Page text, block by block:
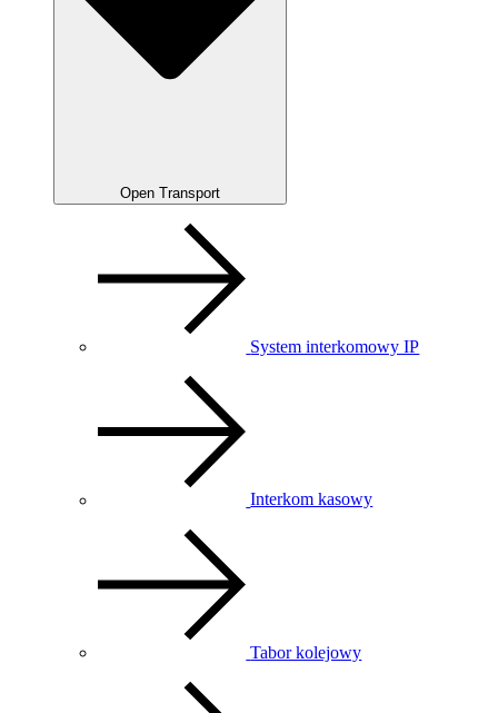
Open Transport
System interkomowy IP
Interkom kasowy
Tabor kolejowy